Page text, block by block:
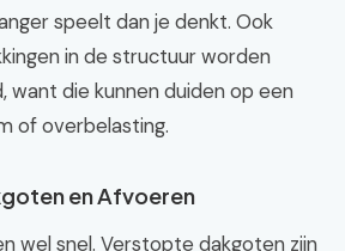
speelt dan je denkt. Ook
in de structuur worden
want die kunnen duiden op een
of overbelasting.
en Afvoeren
wel snel. Verstopte dakgoten zijn